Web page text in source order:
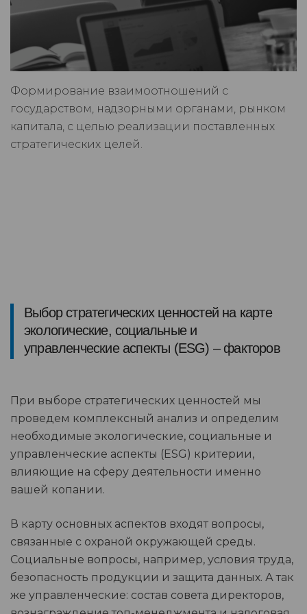
Формирование взаимоотношений с
государством, надзорными органами, рынком
капитала, с целью реализации поставленных
стратегических целей.
Выбор стратегических ценностей на карте
экологические, социальные и
управленческие аспекты (ESG) – факторов
При выборе стратегических ценностей мы
проведем комплексный анализ и определим
необходимые экологические, социальные и
управленческие аспекты (ESG) критерии,
влияющие на сферу деятельности именно
вашей копании.
В карту основных аспектов входят вопросы,
связанные с охраной окружающей среды.
Социальные вопросы, например, условия труда,
безопасность продукции и защита данных. А так
же управленческие: состав совета директоров,